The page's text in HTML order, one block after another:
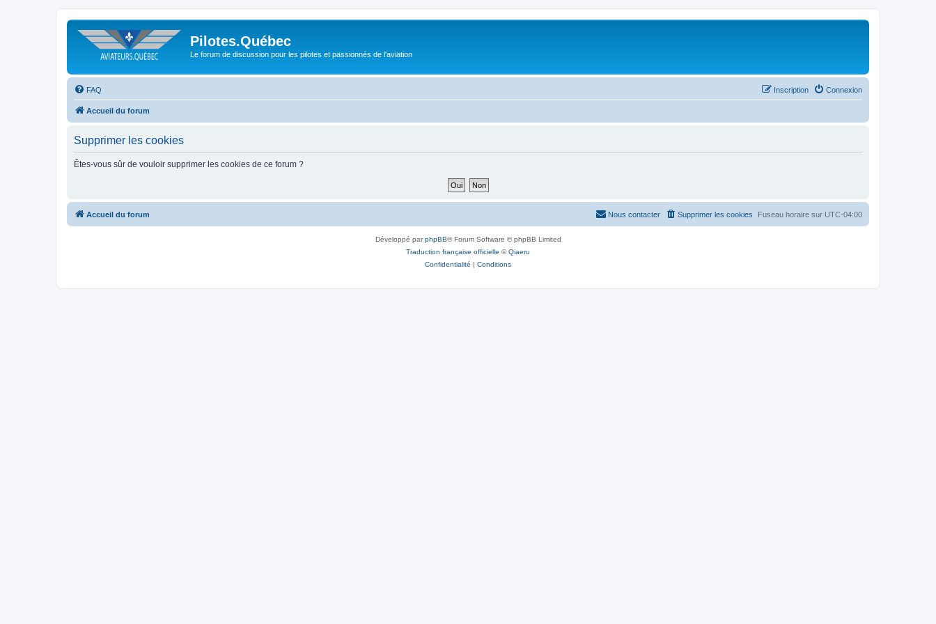
Pilotes.Québec
Le forum de discussion pour les pilotes et passionnés de l'aviation
FAQ Connexion
Inscription
Accueil du forum
Supprimer les cookies
Êtes-vous sûr de vouloir supprimer les cookies de ce forum ?
Accueil du forum Fuseau horaire sur UTC-04:00
Supprimer les cookies
Nous contacter
Développé parphpBB® Forum Software © phpBB Limited
Traduction française officielle ©Qiaeru
Confidentialité | Conditions